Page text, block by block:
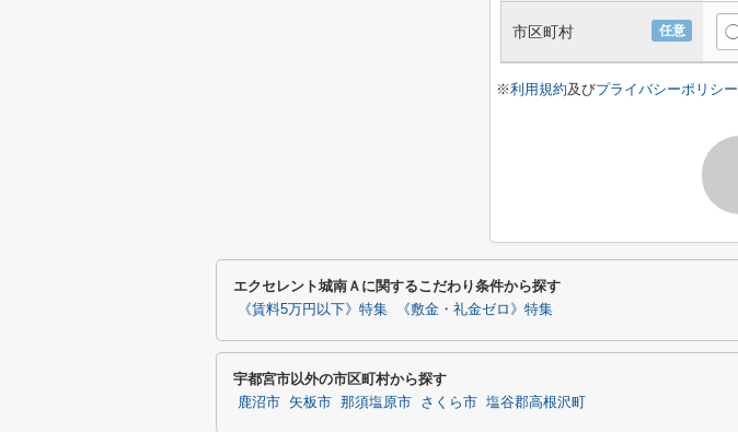
任意
市区町村
※利用規約及びプライバシーポリシー
エクセレント城南Ａに関するこだわり条件から探す
《賃料5万円以下》特集 《敷金・礼金ゼロ》特集
宇都宮市以外の市区町村から探す
鹿沼市 矢板市 那須塩原市 さくら市 塩谷郡高根沢町